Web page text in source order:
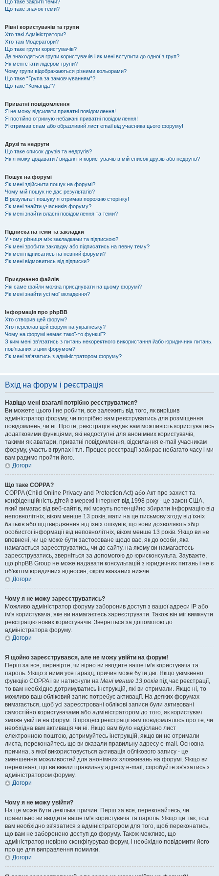
Що таке закриті теми?
Що таке значок теми?
Рівні користувачів та групи
Хто такі Адміністратори?
Хто такі Модератори?
Що таке групи користувачів?
Де знаходяться групи користувачів і як мені вступити до одної з груп?
Як мені стати лідером групи?
Чому групи відображаються різними кольорами?
Що таке “Група за замовчуванням”?
Що таке “Команда”?
Приватні повідомлення
Я не можу відсилати приватні повідомлення!
Я постійно отримую небажані приватні повідомлення!
Я отримав спам або образливий лист email від учасника цього форуму!
Друзі та недруги
Що таке список друзів та недругів?
Як я можу додавати / видаляти користувачів в мій список друзів або недругів?
Пошук на форумі
Як мені здійснити пошук на форумі?
Чому мій пошук не дає результатів?
В результаті пошуку я отримав порожню сторінку!
Як мені знайти учасників форуму?
Як мені знайти власні повідомлення та теми?
Підписка на теми та закладки
У чому різниця між закладками та підпискою?
Як мені зробити закладку або підписатись на певну тему?
Як мені підписатись на певний форуми?
Як мені відмовитись від підписки?
Приєднання файлів
Які саме файли можна приєднувати на цьому форумі?
Як мені знайти усі мої вкладення?
Інформація про phpBB
Хто створив цей форум?
Хто переклав цей форум на українську?
Чому на форумі немає такої-то функції?
З ким мені зв'язатись з питань некоректного використання і/або юридичних питань,
пов'язаних з цим форумом?
Як мені зв'язатись з адміністратором форуму?
Вхід на форум і реєстрація
Навіщо мені взагалі потрібно реєструватися?
Ви можете цього і не робити, все залежить від того, як вирішив
адміністратор форуму, чи потрібно вам реєструватись для розміщення
повідомлень, чи ні. Проте, реєстрація надає вам можливість користуватись
додатковими функціями, які недоступні для анонімних користувачів,
такими як аватари, приватні повідомлення, відсилання e-mail учасникам
форуму, участь в групах і т.п. Процес реєстрації забирає небагато часу і ми
вам радимо пройти його.
Догори
Що таке COPPA?
COPPA (Child Online Privacy and Protection Act) або Акт про захист та
конфіденційність дітей в мережі інтернет від 1998 року - це закон США,
який вимагає від веб-сайтів, які можуть потенційно збирати інформацію від
неповнолітніх, віком менше 13 років, мати на це письмову згоду від їхніх
батьків або підтвердження від їхніх опікунів, що вони дозволяють збір
особистої інформації від неповнолітніх, віком менше 13 років. Якщо ви не
впевнені, чи це може бути застосоване щодо вас, як до особи, яка
намагається зареєструватись, чи до сайту, на якому ви намагаєтесь
зареєструватись, зверніться за допомогою до юрисконсульта. Зауважте,
що phpBB Group не може надавати консультацій з юридичних питань і не є
об'єктом юридичних відносин, окрім вказаних нижче.
Догори
Чому я не можу зареєструватись?
Можливо адміністратор форуму заборонив доступ з вашої адреси IP або
ім'я користувача, яке ви намагаєтесь зареєструвати. Також він міг вимкнути
реєстрацію нових користувачів. Зверніться за допомогою до
адміністратора форуму.
Догори
Я щойно зареєструвався, але не можу увійти на форум!
Перш за все, перевірте, чи вірно ви вводите ваше ім'я користувача та
пароль. Якщо з ними усе гаразд, причин може бути дві. Якщо увімкнено
функцію COPPA і ви натиснули на Мені менше 13 років під час реєстрації,
то вам необхідно дотримуватись інструкцій, які ви отримали. Якщо ні, то
можливо ваш обліковий запис потребує активації. На деяких форумах
вимагається, щоб усі зареєстровані облікові записи були активовані
самостійно користувачами або адміністратором до того, як користувач
зможе увійти на форум. В процесі реєстрації вам повідомлялось про те, чи
необхідна вам активація чи ні. Якщо вам було надіслано лист
електронною поштою, дотримуйтесь інструкцій, якщо ви не отримали
листа, переконайтесь що ви вказали правильну адресу e-mail. Основна
причина, з якої використовується активація облікового запису - це
зменшення можливостей для анонімних зловживань на форумі. Якщо ви
переконані, що ви ввели правильну адресу e-mail, спробуйте зв'язатись з
адміністратором форуму.
Догори
Чому я не можу увійти?
На це може бути декілька причин. Перш за все, переконайтесь, чи
правильно ви вводите ваше ім'я користувача та пароль. Якщо це так, тоді
вам необхідно зв'язатися з адміністратором для того, щоб переконатись,
що вам не заборонено доступ до форуму. Також можливо, що
адміністратор невірно сконфігурував форум, і необхідно повідомити його
про це для виправлення помилки.
Догори